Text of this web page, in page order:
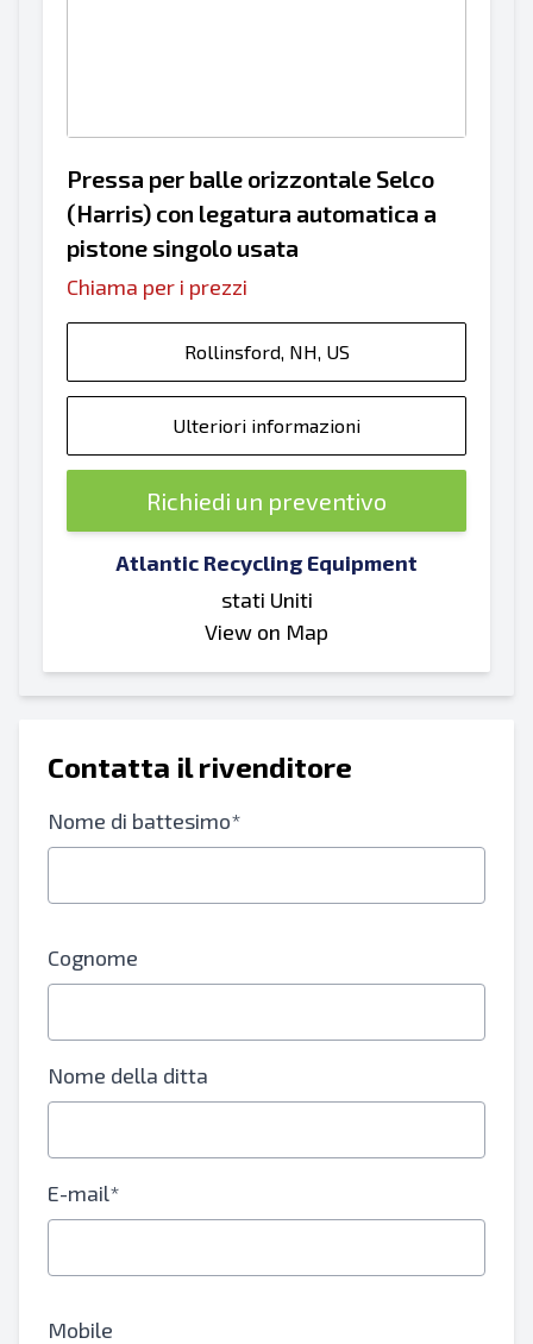
Pressa per balle orizzontale Selco
(Harris) con legatura automatica a
pistone singolo usata
Chiama per i prezzi
Rollinsford, NH, US
Ulteriori informazioni
Richiedi un preventivo
Atlantic Recycling Equipment
stati Uniti
View on Map
Contatta il rivenditore
Nome di battesimo*
Cognome
Nome della ditta
E-mail*
Mobile